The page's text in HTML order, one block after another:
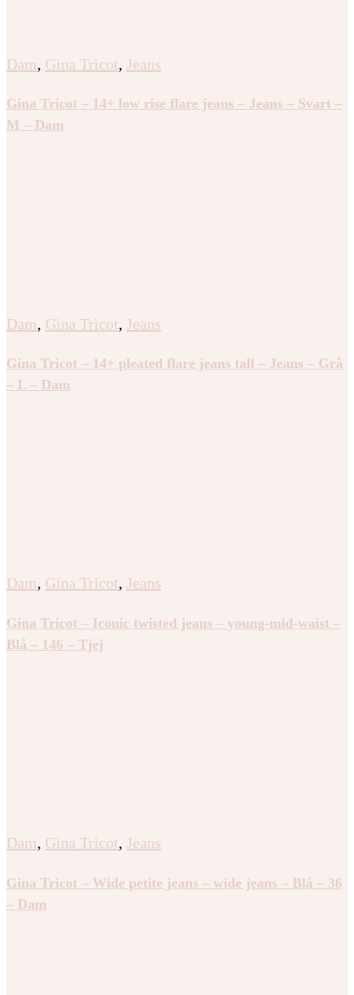
Dam, Gina Tricot, Jeans
Gina Tricot – 14+ low rise flare jeans – Jeans – Svart –
M – Dam
Dam, Gina Tricot, Jeans
Gina Tricot – 14+ pleated flare jeans tall – Jeans – Grå
– L – Dam
Dam, Gina Tricot, Jeans
Gina Tricot – Iconic twisted jeans – young-mid-waist –
Blå – 146 – Tjej
Dam, Gina Tricot, Jeans
Gina Tricot – Wide petite jeans – wide jeans – Blå – 36
– Dam